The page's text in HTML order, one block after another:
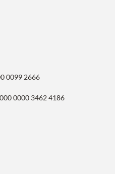
0099 2666
0000 3462 4186